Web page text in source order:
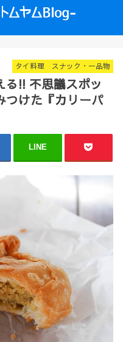
タイ料理 スナック・一品物
る!! 不思議スポッ
つけた『カリーパ
LINE